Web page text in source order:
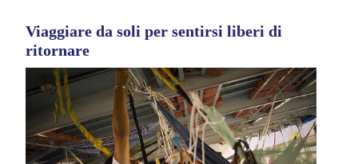
Viaggiare da soli per sentirsi liberi di
ritornare